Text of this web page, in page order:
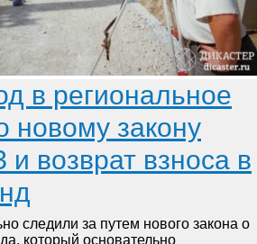
в региональное
новому закону
возврат взноса в
следили за путем нового закона о
который основательно